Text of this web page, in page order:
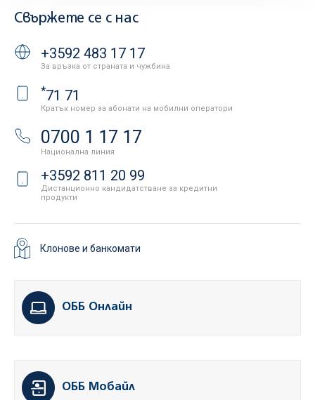
Свържете се с нас
+3592 483 17 17
За връзка от страната и чужбина
*71 71
Кратък номер за абонати на мобилни оператори
0700 1 17 17
Национална линия
+3592 811 20 99
Дистанционно кандидатстване за кредитни
продукти
Клонове и банкомати
ОББ Онлайн
ОББ Мобайл